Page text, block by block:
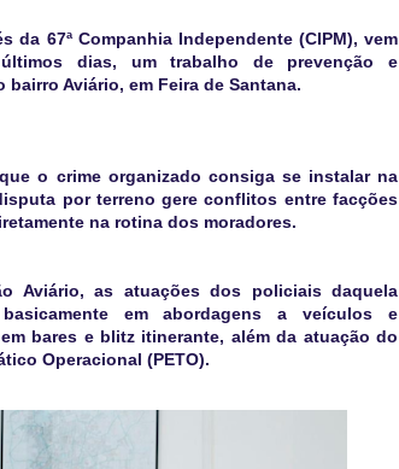
da 67ª Companhia Independente (CIPM), vem
dias, um trabalho de prevenção e
Aviário, em Feira de Santana.
o crime organizado consiga se instalar na
por terreno gere conflitos entre facções
na rotina dos moradores.
Aviário, as atuações dos policiais daquela
em abordagens a veículos e
bares e blitz itinerante, além da atuação do
Operacional (PETO).